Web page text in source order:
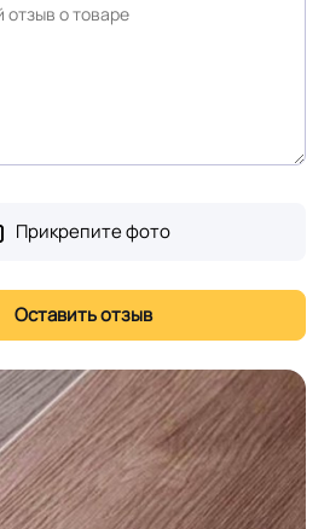
Прикрепите фото